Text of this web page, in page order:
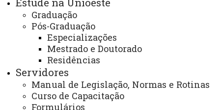
Graduação
Pós-Graduação
Especializações
Mestrado e Doutorado
Residências
Servidores
Manual de Legislação, Normas e Rotinas
Curso de Capacitação
Formulários
Acesso Restrito (Editores do Portal)
Arquivo Virtual